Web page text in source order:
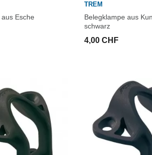
Esche
TREM
Belegklampe aus
schwarz
4,00 CHF